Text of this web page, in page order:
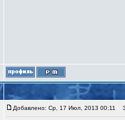
Добавлено: Ср, 17 Июл, 2013 00:11